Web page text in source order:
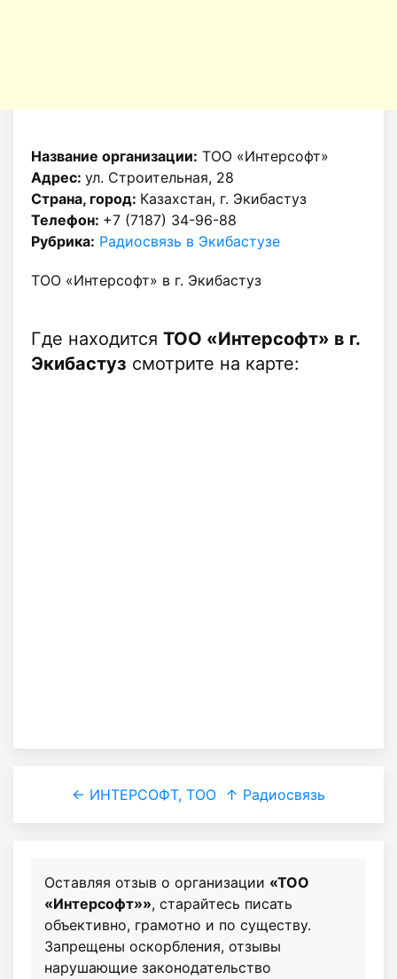
Название организации: ТОО «Интерсофт»
Адрес: ул. Строительная, 28
Страна, город: Казахстан, г. Экибастуз
Телефон: +7 (7187) 34-96-88
Рубрика: Радиосвязь в Экибастузе
ТОО «Интерсофт» в г. Экибастуз
Где находится ТОО «Интерсофт» в г.
Экибастуз смотрите на карте:
← ИНТЕРСОФТ, ТОО ↑ Радиосвязь
Оставляя отзыв о организации «ТОО
«Интерсофт»», старайтесь писать
объективно, грамотно и по существу.
Запрещены оскорбления, отзывы
нарушающие законодательство